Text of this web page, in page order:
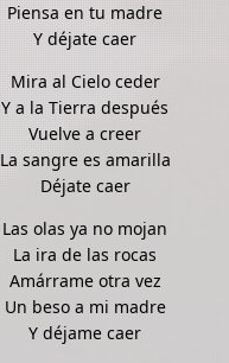
Piensa en tu madre
Y déjate caer
Mira al Cielo ceder
Y a la Tierra después
Vuelve a creer
La sangre es amarilla
Déjate caer
Las olas ya no mojan
La ira de las rocas
Amárrame otra vez
Un beso a mi madre
Y déjame caer